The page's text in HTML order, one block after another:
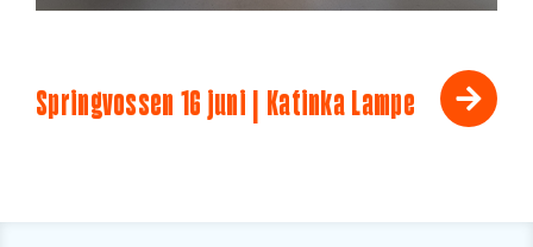
Springvossen 16 juni | Katinka Lampe